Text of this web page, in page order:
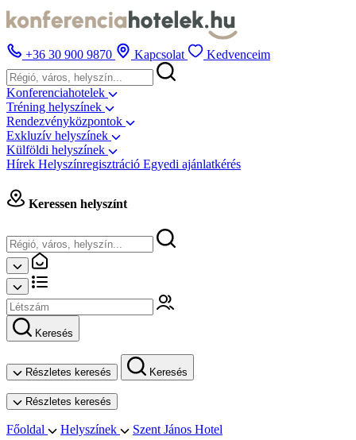
+36 30 900 9870 Kapcsolat Kedvenceim
Konferenciahotelek
Tréning helyszínek
Rendezvényközpontok
Exkluzív helyszínek
Külföldi helyszínek
Hírek Helyszínregisztráció Egyedi ajánlatkérés
Keressen helyszínt
Keresés
Részletes keresés Keresés
Részletes keresés
Főoldal Helyszínek Szent János Hotel